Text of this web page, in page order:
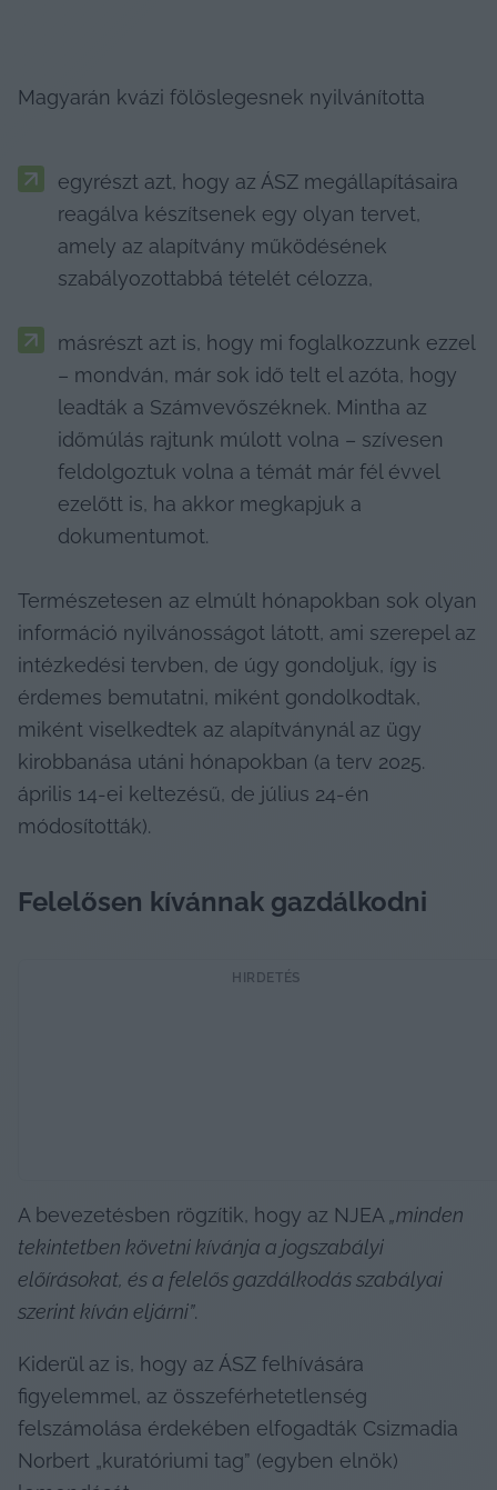
Magyarán kvázi fölöslegesnek nyilvánította
egyrészt azt, hogy az ÁSZ megállapításaira
reagálva készítsenek egy olyan tervet,
amely az alapítvány működésének
szabályozottabbá tételét célozza,
másrészt azt is, hogy mi foglalkozzunk ezzel
– mondván, már sok idő telt el azóta, hogy
leadták a Számvevőszéknek. Mintha az
időmúlás rajtunk múlott volna – szívesen
feldolgoztuk volna a témát már fél évvel
ezelőtt is, ha akkor megkapjuk a
dokumentumot.
Természetesen az elmúlt hónapokban sok olyan
információ nyilvánosságot látott, ami szerepel az
intézkedési tervben, de úgy gondoljuk, így is
érdemes bemutatni, miként gondolkodtak,
miként viselkedtek az alapítványnál az ügy
kirobbanása utáni hónapokban (a terv 2025.
április 14-ei keltezésű, de július 24-én
módosították).
Felelősen kívánnak gazdálkodni
HIRDETÉS
A bevezetésben rögzítik, hogy az NJEA „minden
tekintetben követni kívánja a jogszabályi
előírásokat, és a felelős gazdálkodás szabályai
szerint kíván eljárni”.
Kiderül az is, hogy az ÁSZ felhívására
figyelemmel, az összeférhetetlenség
felszámolása érdekében elfogadták Csizmadia
Norbert „kuratóriumi tag” (egyben elnök)